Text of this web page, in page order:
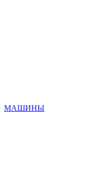
МАШИНЫ